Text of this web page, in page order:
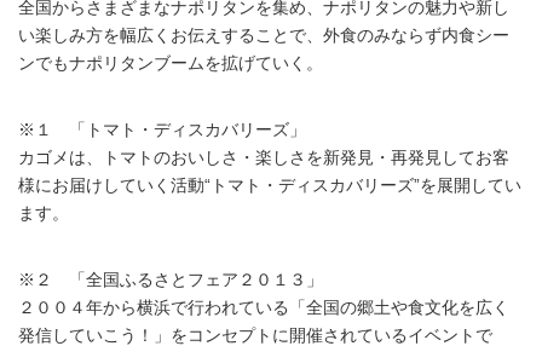
全国からさまざまなナポリタンを集め、ナポリタンの魅力や新し
い楽しみ方を幅広くお伝えすることで、外食のみならず内食シー
ンでもナポリタンブームを拡げていく。
※１ 「トマト・ディスカバリーズ」
カゴメは、トマトのおいしさ・楽しさを新発見・再発見してお客
様にお届けしていく活動“トマト・ディスカバリーズ”を展開してい
ます。
※２ 「全国ふるさとフェア２０１３」
２００４年から横浜で行われている「全国の郷土や食文化を広く
発信していこう！」をコンセプトに開催されているイベントで